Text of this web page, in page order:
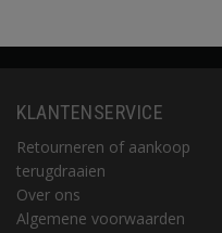
KLANTENSERVICE
Retourneren of aankoop
terugdraaien
Over ons
Algemene voorwaarden